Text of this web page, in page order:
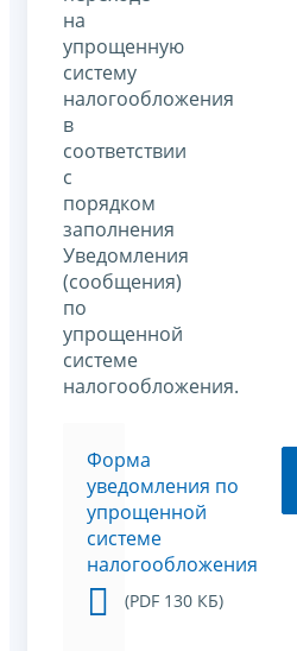
на
упрощенную
систему
налогообложения
в
соответствии
с
порядком
заполнения
Уведомления
(сообщения)
по
упрощенной
системе
налогообложения.
Форма
уведомления по
упрощенной
системе
налогообложения
(PDF 130 КБ)